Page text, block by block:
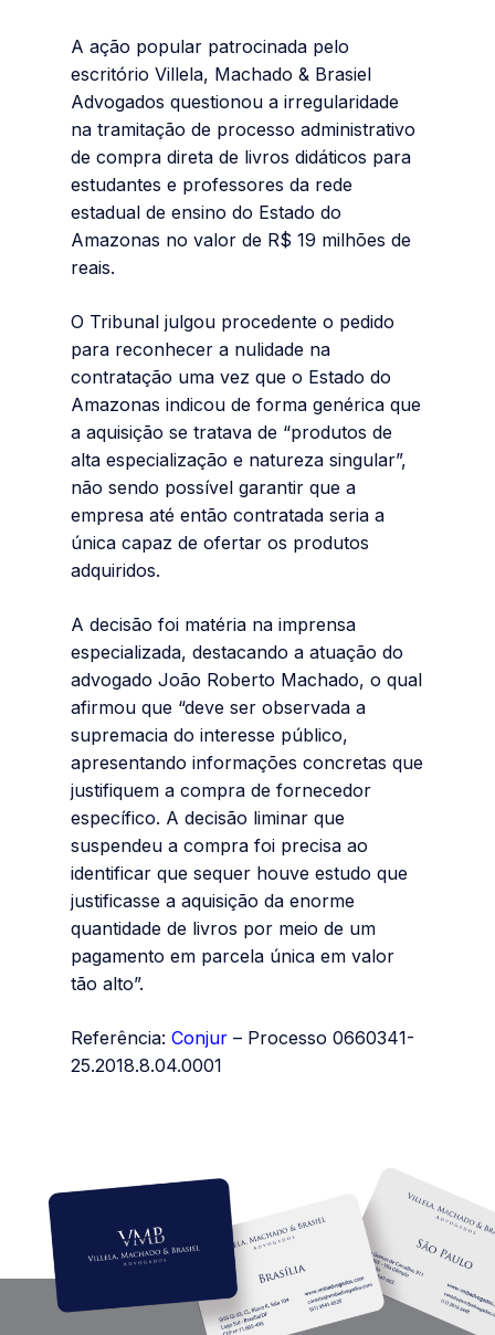
A ação popular patrocinada pelo
escritório Villela, Machado & Brasiel
Advogados questionou a irregularidade
na tramitação de processo administrativo
de compra direta de livros didáticos para
estudantes e professores da rede
estadual de ensino do Estado do
Amazonas no valor de R$ 19 milhões de
reais.
O Tribunal julgou procedente o pedido
para reconhecer a nulidade na
contratação uma vez que o Estado do
Amazonas indicou de forma genérica que
a aquisição se tratava de “produtos de
alta especialização e natureza singular”,
não sendo possível garantir que a
empresa até então contratada seria a
única capaz de ofertar os produtos
adquiridos.
A decisão foi matéria na imprensa
especializada, destacando a atuação do
advogado João Roberto Machado, o qual
afirmou que “deve ser observada a
supremacia do interesse público,
apresentando informações concretas que
justifiquem a compra de fornecedor
específico. A decisão liminar que
suspendeu a compra foi precisa ao
identificar que sequer houve estudo que
justificasse a aquisição da enorme
quantidade de livros por meio de um
pagamento em parcela única em valor
tão alto”.
Referência: Conjur – Processo 0660341-
25.2018.8.04.0001